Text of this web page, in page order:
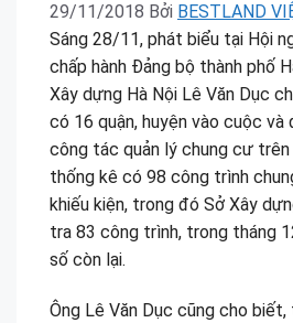
29/11/2018 Bởi BESTLAND
Sáng 28/11, phát biểu tại Hội
chấp hành Đảng bộ thành phố
Xây dựng Hà Nội Lê Văn Dục
có 16 quận, huyện vào cuộc
công tác quản lý chung cư trên
thống kê có 98 công trình
khiếu kiện, trong đó Sở Xây
tra 83 công trình, trong tháng
số còn lại.
Ông Lê Văn Dục cũng cho biết,